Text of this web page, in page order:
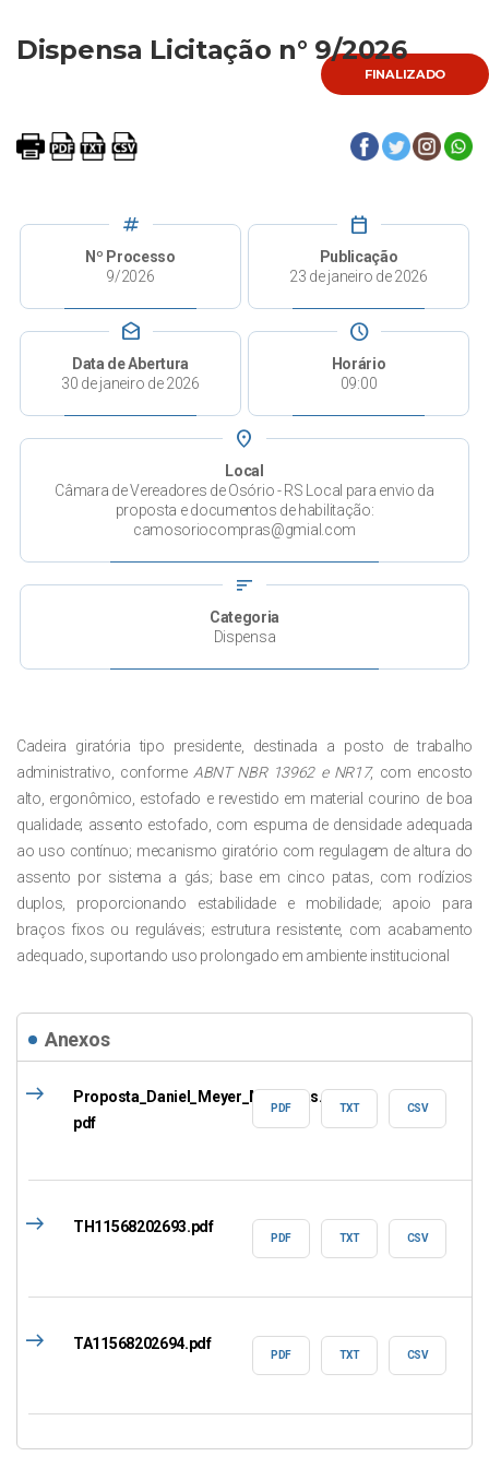
FINALIZADO
Dispensa Licitação n° 9/2026
tag
Nº Processo
9/2026
calendar_today
Publicação
23 de janeiro de 2026
drafts
Data de Abertura
30 de janeiro de 2026
schedule
Horário
09:00
place
Local
Câmara de Vereadores de Osório - RS Local para envio da
proposta e documentos de habilitação:
camosoriocompras@gmial.com
sort
Categoria
Dispensa
Cadeira giratória tipo presidente, destinada a posto de trabalho
administrativo, conforme ABNT NBR 13962 e NR17, com encosto
alto, ergonômico, estofado e revestido em material courino de boa
qualidade; assento estofado, com espuma de densidade adequada
ao uso contínuo; mecanismo giratório com regulagem de altura do
assento por sistema a gás; base em cinco patas, com rodízios
duplos, proporcionando estabilidade e mobilidade; apoio para
braços fixos ou reguláveis; estrutura resistente, com acabamento
adequado, suportando uso prolongado em ambiente institucional
Anexos
east
Proposta_Daniel_Meyer_Matos_as...
pdf
PDF TXT CSV
east TH11568202693.pdf
PDF TXT CSV
east TA11568202694.pdf
PDF TXT CSV
east